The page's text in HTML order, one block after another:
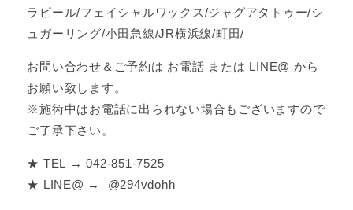
ラピール/フェイシャルワックス/ジャグアタトゥー/シ
ュガーリング/小田急線/JR横浜線/町田/
お問い合わせ＆ご予約は お電話 または LINE@ から
お願い致します。
※施術中はお電話に出られない場合もございますので
ご了承下さい。
★ TEL → 042-851-7525
★ LINE@ → @294vdohh